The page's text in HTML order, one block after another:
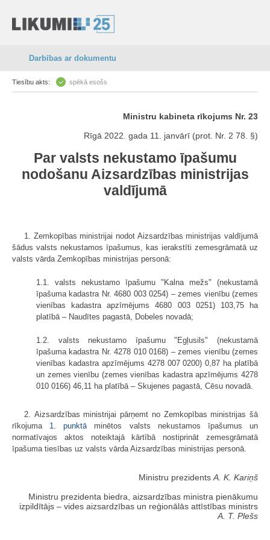
Darbības ar dokumentu
Tiesību akts: spēkā esošs
Ministru kabineta rīkojums Nr. 23
Rīgā 2022. gada 11. janvārī (prot. Nr. 2 78. §)
Par valsts nekustamo īpašumu
nodošanu Aizsardzības ministrijas
valdījumā
1. Zemkopības ministrijai nodot Aizsardzības ministrijas valdījumā
šādus valsts nekustamos īpašumus, kas ierakstīti zemesgrāmatā uz
valsts vārda Zemkopības ministrijas personā:
1.1. valsts nekustamo īpašumu "Kalna mežs" (nekustamā
īpašuma kadastra Nr. 4680 003 0254) – zemes vienību (zemes
vienības kadastra apzīmējums 4680 003 0251) 103,75 ha
platībā – Naudītes pagastā, Dobeles novadā;
1.2. valsts nekustamo īpašumu "Egļusils" (nekustamā
īpašuma kadastra Nr. 4278 010 0168) – zemes vienību (zemes
vienības kadastra apzīmējums 4278 007 0200) 0,87 ha platībā
un zemes vienību (zemes vienības kadastra apzīmējums 4278
010 0166) 46,11 ha platībā – Skujenes pagastā, Cēsu novadā.
2. Aizsardzības ministrijai pārņemt no Zemkopības ministrijas šā
rīkojuma 1. punktā minētos valsts nekustamos īpašumus un
normatīvajos aktos noteiktajā kārtībā nostiprināt zemesgrāmatā
īpašuma tiesības uz valsts vārda Aizsardzības ministrijas personā.
Ministru prezidents A. K. Kariņš
Ministru prezidenta biedra, aizsardzības ministra pienākumu
izpildītājs ‒ vides aizsardzības un reģionālās attīstības ministrs
A. T. Plešs